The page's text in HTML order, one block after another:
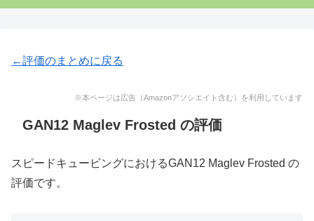
←評価のまとめに戻る
※本ページは広告（Amazonアソシエイト含む）を利用しています
GAN12 Maglev Frosted の評価
スピードキュービングにおけるGAN12 Maglev Frosted の
評価です。